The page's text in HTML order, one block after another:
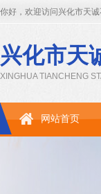
你好，欢迎访问兴化市天
兴化市天
XINGHUA TIANCHENG
网站首页